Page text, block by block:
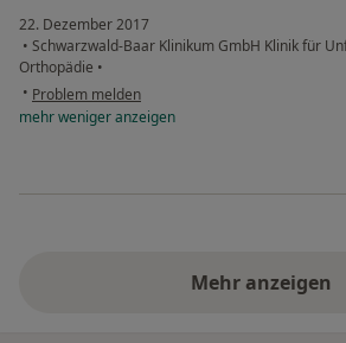
22. Dezember 2017
• Schwarzwald-Baar Klinikum GmbH Klinik für
Orthopädie •
• Problem melden
mehrwenigeranzeigen
Mehr anzeigen